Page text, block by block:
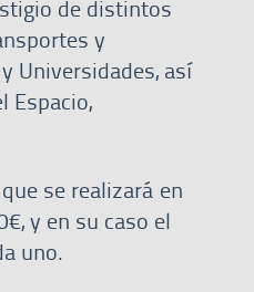
de distintos
y
Universidades, así
Espacio,
se realizará en
y en su caso el
uno.